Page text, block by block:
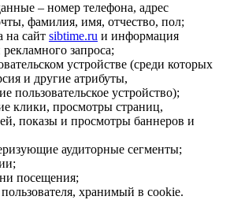
– номер телефона, адрес
фамилия, имя, отчество, пол;
на сайт sibtime.ru и информация
запроса;
устройстве (среди которых
и другие атрибуты,
пользовательское устройство);
клики, просмотры страниц,
показы и просмотры баннеров и
аудиторные сегменты;
посещения;
хранимый в cookie.